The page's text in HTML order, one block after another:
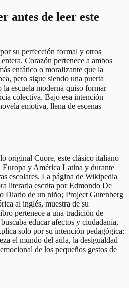
antes de leer este
su perfección formal y otros
Corazón pertenece a ambos
enfático o moralizante que la
pero sigue siendo una puerta
la escuela moderna quiso formar
colectiva. Bajo esa intención
emotiva, llena de escenas
original Cuore, este clásico italiano
y América Latina y durante
escolares. La página de Wikipedia
literaria escrita por Edmondo De
Diario de un niño; Project Gutenberg
al inglés, muestra de su
pertenece a una tradición de
educar afectos y ciudadanía,
solo por su intención pedagógica:
el mundo del aula, la desigualdad
de los pequeños gestos de